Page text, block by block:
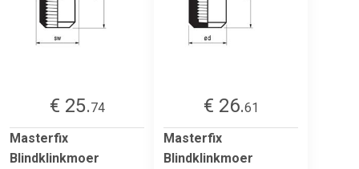
€ 25.74
Masterfix
Blindklinkmoer
€ 26.61
Masterfix
Blindklinkmoer